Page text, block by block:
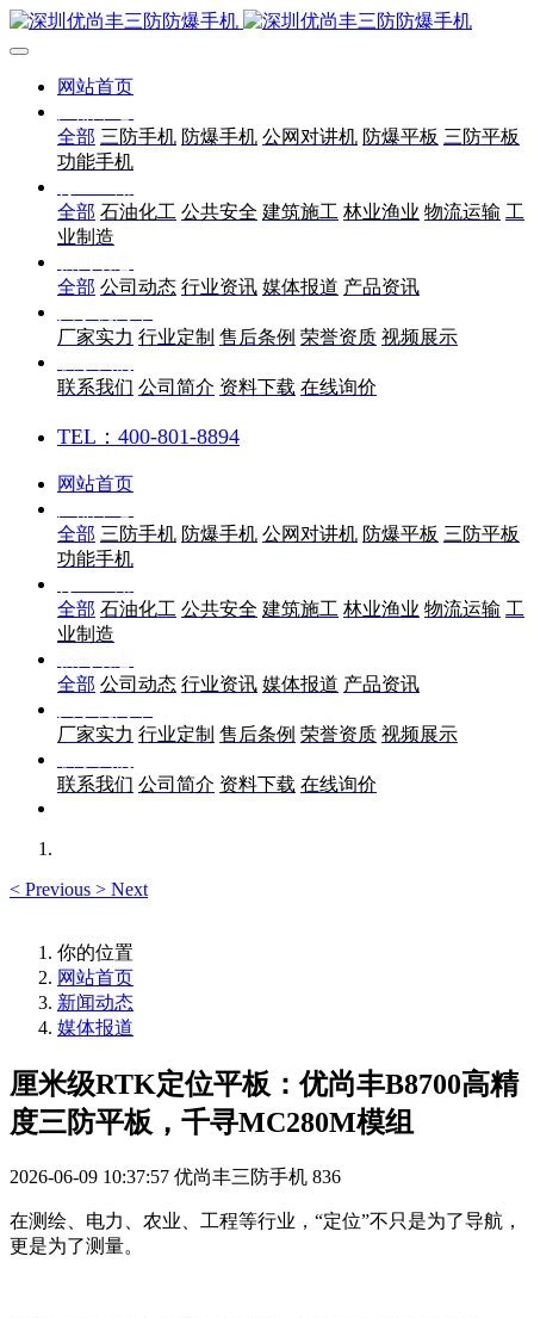
网站首页
全部 三防手机 防爆手机 公网对讲机 防爆平板 三防平板
功能手机
全部 石油化工 公共安全 建筑施工 林业渔业 物流运输 工
业制造
全部 公司动态 行业资讯 媒体报道 产品资讯
厂家实力 行业定制 售后条例 荣誉资质 视频展示
联系我们 公司简介 资料下载 在线询价
TEL：400-801-8894
网站首页
全部 三防手机 防爆手机 公网对讲机 防爆平板 三防平板
功能手机
全部 石油化工 公共安全 建筑施工 林业渔业 物流运输 工
业制造
全部 公司动态 行业资讯 媒体报道 产品资讯
厂家实力 行业定制 售后条例 荣誉资质 视频展示
联系我们 公司简介 资料下载 在线询价
< Previous > Next
你的位置
网站首页
新闻动态
媒体报道
厘米级RTK定位平板：优尚丰B8700高精
度三防平板，千寻MC280M模组
2026-06-09 10:37:57 优尚丰三防手机 836
在测绘、电力、农业、工程等行业，“定位”不只是为了导航，
更是为了测量。